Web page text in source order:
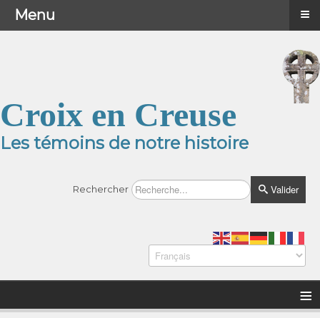
Croix en Creuse
Les témoins de notre histoire
Rechercher Valider
≡
Menu ≡
Menu ≡